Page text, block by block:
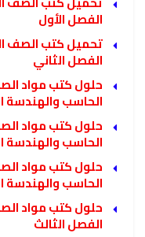
الفصل الأول
تحميل كتب الصف
الفصل الثاني
حلول كتب مواد
الحاسب والهندسة
حلول كتب مواد
الحاسب والهندسة
حلول كتب مواد
الحاسب والهندسة
حلول كتب مواد
الفصل الثالث